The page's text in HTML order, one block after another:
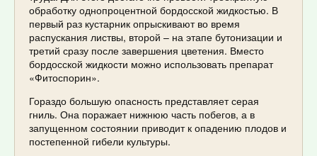
обработку однопроцентной бордосской жидкостью. В
первый раз кустарник опрыскивают во время
распускания листвы, второй – на этапе бутонизации и
третий сразу после завершения цветения. Вместо
бордосской жидкости можно использовать препарат
«Фитоспорин».
Гораздо большую опасность представляет серая
гниль. Она поражает нижнюю часть побегов, а в
запущенном состоянии приводит к опадению плодов и
постепенной гибели культуры.